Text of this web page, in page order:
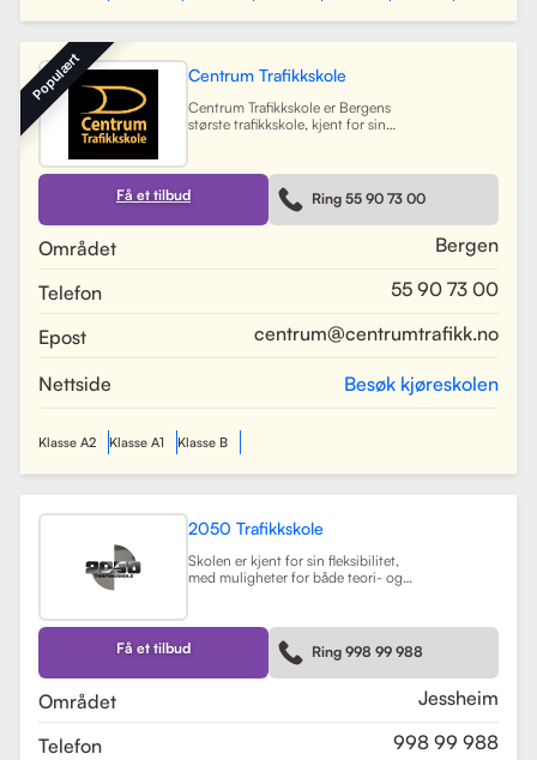
Centrum Trafikkskole
Centrum Trafikkskole er Bergens
største trafikkskole, kjent for sin
for førerkort i alle klasser, og har et
team av 30 dyktige kjørelærere som
gir undervisning i et trygt og vennlig
miljø. Med lokaler i Bergen sentrum,
elevene best mulig til oppkjøring.
Gjennom en kombinasjon av teori
gjøre prosessen med å ta førerkort
både enkel og trygg for alle elever.
Få et tilbud Ring 55 90 73 00
Området
Bergen
Telefon
55 90 73 00
Epost
centrum@centrumtrafikk.no
Nettside Besøk kjøreskolen
Populært
Klasse A2 Klasse A1 Klasse B
2050 Trafikkskole
Skolen er kjent for sin fleksibilitet,
med muligheter for både teori- og
undervisningsmetoder og et
engasjert team, har 2050
Trafikkskole som mål å hjelpe elever
med å bli trygge og kompetente
Få et tilbud Ring 998 99 988
Området
Jessheim
Telefon
998 99 988